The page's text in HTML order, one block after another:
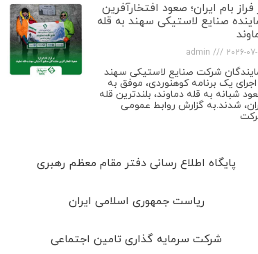
فراز بام ایران؛ صعود افتخارآفرین
صنایع لاستیکی سهند به قله
admin 2026-
شرکت صنایع لاستیکی سهند
اجرای یک برنامه کوهنوردی، موفق به
شبانه به قله دماوند، بلندترین قله
شدند.به گزارش روابط عمومی
پایگاه اطلاع رسانی دفتر مقام معظم رهبری
ریاست جمهوری اسلامی ایران
شرکت سرمایه گذاری تامین اجتماعی